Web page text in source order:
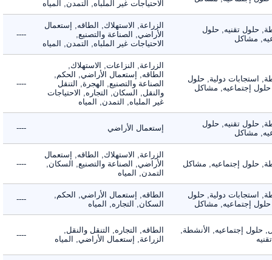
الاحتياجات غير الملباه, التمدن, المياه
حلول تقنيه, حلول
مشاكل
الزراعة, الاستهلاك, الطاقه, إستعمال
الأراضي, الصناعة والتصنيع,
الاحتياجات غير الملباه, التمدن, المياه
----
استجابات دولية, حلول
إجتماعيه, مشاكل
الزراعة, النزاعات, الاستهلاك,
الطاقه, إستعمال الأراضي, الحكم,
الصناعة والتصنيع, الهجرة, التنقل
والنقل, السكان, التجاره, الاحتياجات
غير الملباه, التمدن, المياه
----
حلول تقنيه, حلول
مشاكل
إستعمال الأراضي ----
حلول إجتماعيه, مشاكل
الزراعة, الاستهلاك, الطاقه, إستعمال
الأراضي, الصناعة والتصنيع, السكان,
التمدن, المياه
----
استجابات دولية, حلول
إجتماعيه, مشاكل
الطاقه, إستعمال الأراضي, الحكم,
السكان, التجاره, المياه
----
إجتماعيه, الأنشطة,
الطاقه, التجاره, التنقل والنقل,
الزراعة, إستعمال الأراضي, المياه
----